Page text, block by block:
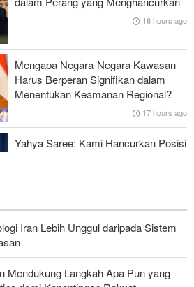
di AS
Lebih dari 700 Tentara AS Geger Otak
Iran, Dua Pejabat Senior Mossad
16 hours ago
Mengapa Negara-Negara Kawasan
Harus Berperan Signifikan dalam
Menentukan Keamanan Regional?
17 hours ago
Yahya Saree: Kami Hancurkan Posisi
Iran Lebih Unggul daripada Sistem
Mendukung Langkah Apa Pun yang